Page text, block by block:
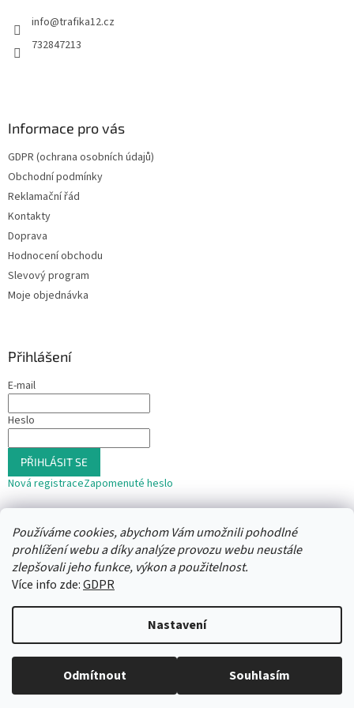
Používáme cookies, abychom Vám umožnili pohodlné
prohlížení webu a díky analýze provozu webu neustále
zlepšovali jeho funkce, výkon a použitelnost.
Více info zde:GDPR
Nastavení
Odmítnout Souhlasím
info@trafika12.cz
732847213
Informace pro vás
GDPR (ochrana osobních údajů)
Obchodní podmínky
Reklamační řád
Kontakty
Doprava
Hodnocení obchodu
Slevový program
Moje objednávka
Přihlášení
E-mail
Heslo
PŘIHLÁSIT SE
Nová registraceZapomenuté heslo
nebo
Přihlásit se přes Seznam
Copyright 2026Trafika12. Všechna práva vyhrazena.Upravit